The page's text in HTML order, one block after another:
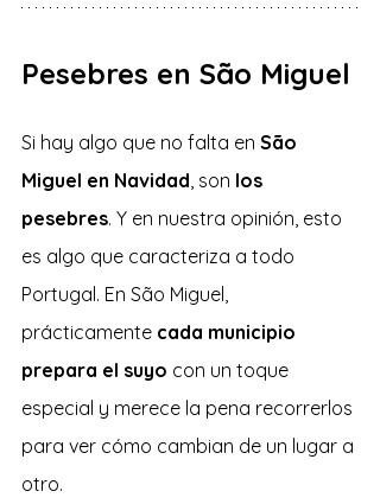
Pesebres en São Miguel
Si hay algo que no falta en São
Miguel en Navidad , son los
pesebres. Y en nuestra opinión, esto
es algo que caracteriza a todo
Portugal. En São Miguel,
prácticamente cada municipio
prepara el suyo con un toque
especial y merece la pena recorrerlos
para ver cómo cambian de un lugar a
otro.